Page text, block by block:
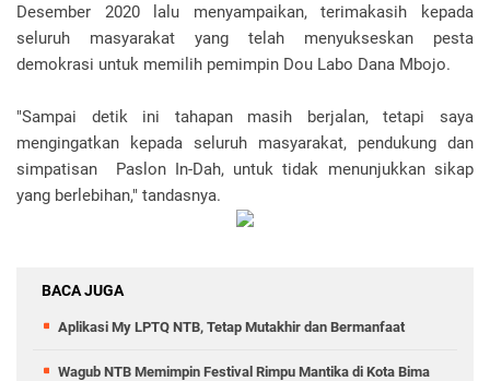
Desember 2020 lalu menyampaikan, terimakasih kepada
seluruh masyarakat yang telah menyukseskan pesta
demokrasi untuk memilih pemimpin Dou Labo Dana Mbojo.
"Sampai detik ini tahapan masih berjalan, tetapi saya
mengingatkan kepada seluruh masyarakat, pendukung dan
simpatisan Paslon In-Dah, untuk tidak menunjukkan sikap
yang berlebihan," tandasnya.
BACA JUGA
Aplikasi My LPTQ NTB, Tetap Mutakhir dan Bermanfaat
Wagub NTB Memimpin Festival Rimpu Mantika di Kota Bima